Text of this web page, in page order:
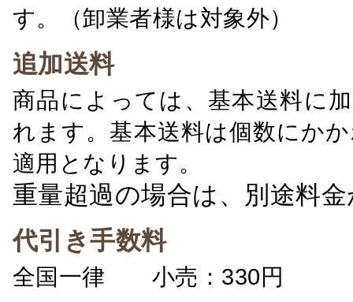
す。（卸業者様は対象外）
追加送料
商品によっては、基本送料に
れます。基本送料は個数にか
適用となります。
重量超過の場合は、別途料
代引き手数料
全国一律 小売：330円 卸